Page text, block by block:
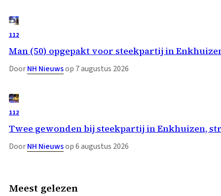
112
Man (50) opgepakt voor steekpartij in
DoorNH Nieuwsop 7 augustus 2026
112
Twee gewonden bij steekpartij in Enkhuizen,
DoorNH Nieuwsop 6 augustus 2026
Meest gelezen